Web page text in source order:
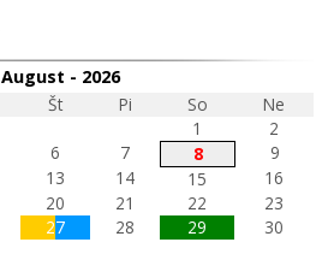
August - 2026
Št Pi So
Ne
1
2
6 7 8
9
13 14 15
16
20 21 22
23
27 28 29
30